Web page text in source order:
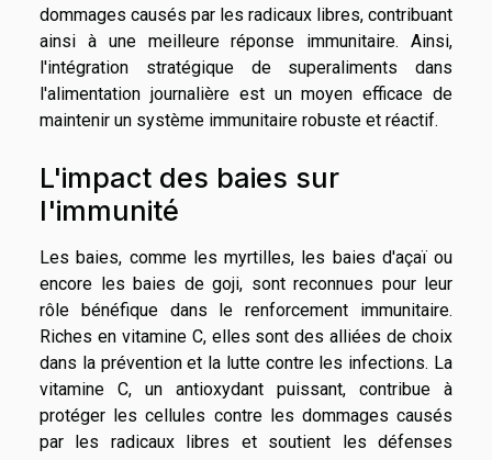
dommages causés par les radicaux libres, contribuant
ainsi à une meilleure réponse immunitaire. Ainsi,
l'intégration stratégique de superaliments dans
l'alimentation journalière est un moyen efficace de
maintenir un système immunitaire robuste et réactif.
L'impact des baies sur
l'immunité
Les baies, comme les myrtilles, les baies d'açaï ou
encore les baies de goji, sont reconnues pour leur
rôle bénéfique dans le renforcement immunitaire.
Riches en vitamine C, elles sont des alliées de choix
dans la prévention et la lutte contre les infections. La
vitamine C, un antioxydant puissant, contribue à
protéger les cellules contre les dommages causés
par les radicaux libres et soutient les défenses